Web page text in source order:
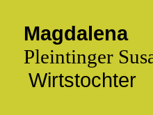
Magdalena
Pleintinger
Wirtstochter